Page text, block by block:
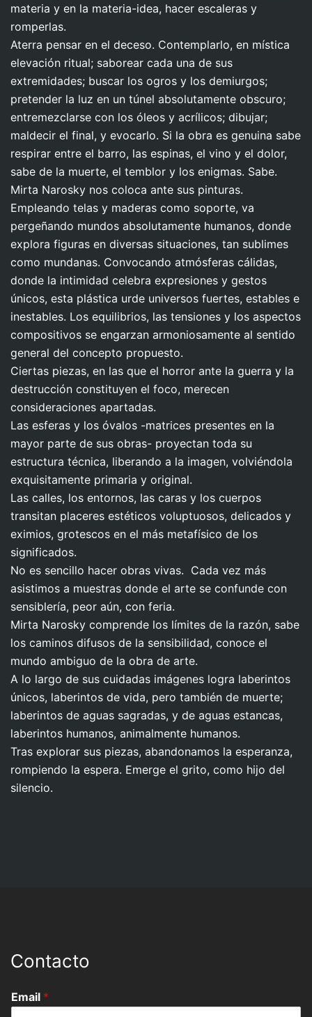
materia y en la materia-idea, hacer escaleras y
romperlas.
Aterra pensar en el deceso. Contemplarlo, en mística
elevación ritual; saborear cada una de sus
extremidades; buscar los ogros y los demiurgos;
pretender la luz en un túnel absolutamente obscuro;
entremezclarse con los óleos y acrílicos; dibujar;
maldecir el final, y evocarlo. Si la obra es genuina sabe
respirar entre el barro, las espinas, el vino y el dolor,
sabe de la muerte, el temblor y los enigmas. Sabe.
Mirta Narosky nos coloca ante sus pinturas.
Empleando telas y maderas como soporte, va
pergeñando mundos absolutamente humanos, donde
explora figuras en diversas situaciones, tan sublimes
como mundanas. Convocando atmósferas cálidas,
donde la intimidad celebra expresiones y gestos
únicos, esta plástica urde universos fuertes, estables e
inestables. Los equilibrios, las tensiones y los aspectos
compositivos se engarzan armoniosamente al sentido
general del concepto propuesto.
Ciertas piezas, en las que el horror ante la guerra y la
destrucción constituyen el foco, merecen
consideraciones apartadas.
Las esferas y los óvalos -matrices presentes en la
mayor parte de sus obras- proyectan toda su
estructura técnica, liberando a la imagen, volviéndola
exquisitamente primaria y original.
Las calles, los entornos, las caras y los cuerpos
transitan placeres estéticos voluptuosos, delicados y
eximios, grotescos en el más metafísico de los
significados.
No es sencillo hacer obras vivas. Cada vez más
asistimos a muestras donde el arte se confunde con
sensiblería, peor aún, con feria.
Mirta Narosky comprende los límites de la razón, sabe
los caminos difusos de la sensibilidad, conoce el
mundo ambiguo de la obra de arte.
A lo largo de sus cuidadas imágenes logra laberintos
únicos, laberintos de vida, pero también de muerte;
laberintos de aguas sagradas, y de aguas estancas,
laberintos humanos, animalmente humanos.
Tras explorar sus piezas, abandonamos la esperanza,
rompiendo la espera. Emerge el grito, como hijo del
silencio.
Contacto
Email *